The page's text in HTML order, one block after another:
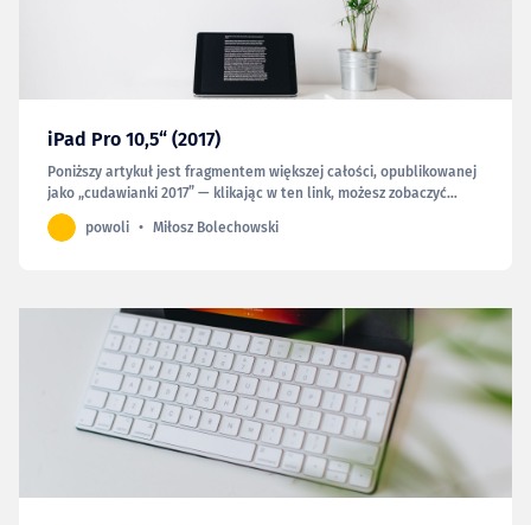
iPad Pro 10,5“ (2017)
Poniższy artykuł jest fragmentem większej całości, opublikowanej
jako „cudawianki 2017” — klikając w ten link, możesz zobaczyć
całość. We wrześniu 2016 roku miałem okazję poużywać dużego
iPada Pro. Tekst o nim kończyłem słowami: „(…) w bliżej
powoli Miłosz Bolechowski